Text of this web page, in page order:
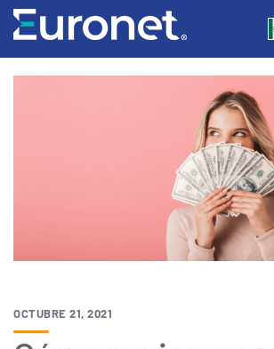
OCTUBRE 21, 2021